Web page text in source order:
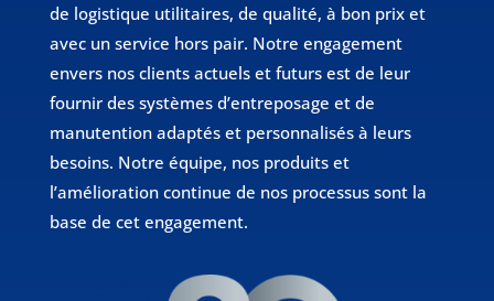
de logistique utilitaires, de qualité, à bon prix et
avec un service hors pair. Notre engagement
envers nos clients actuels et futurs est de leur
fournir des systèmes d’entreposage et de
manutention adaptés et personnalisés à leurs
besoins. Notre équipe, nos produits et
l’amélioration continue de nos processus sont la
base de cet engagement.